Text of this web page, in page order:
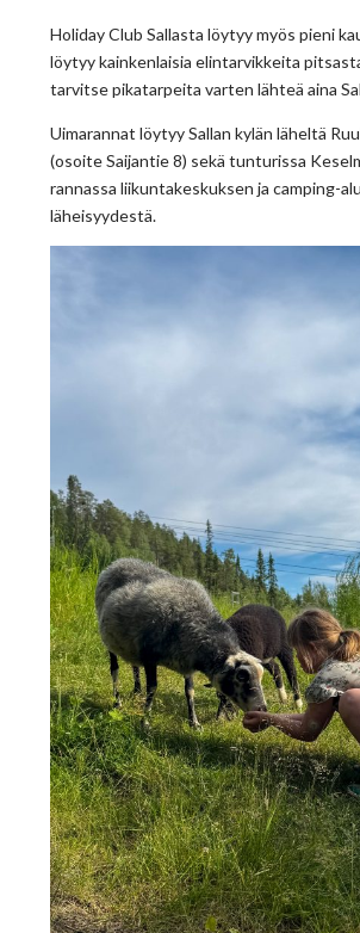
Holiday Club Sallasta löytyy myös pieni
löytyy kainkenlaisia elintarvikkeita
tarvitse pikatarpeita varten lähteä aina
Uimarannat löytyy Sallan kylän läheltä
(osoite Saijantie 8) sekä tunturissa
rannassa liikuntakeskuksen ja camping-
läheisyydestä.